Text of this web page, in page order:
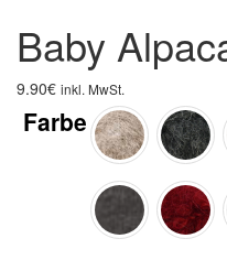
Baby
9.90€ inkl. MwSt.
Farbe